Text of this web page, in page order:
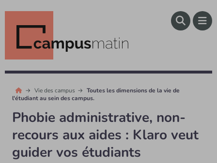
Vie des campus
Toutes les dimensions de la vie de
l'étudiant au sein des campus.
Phobie administrative, non-
recours aux aides : Klaro veut
guider vos étudiants